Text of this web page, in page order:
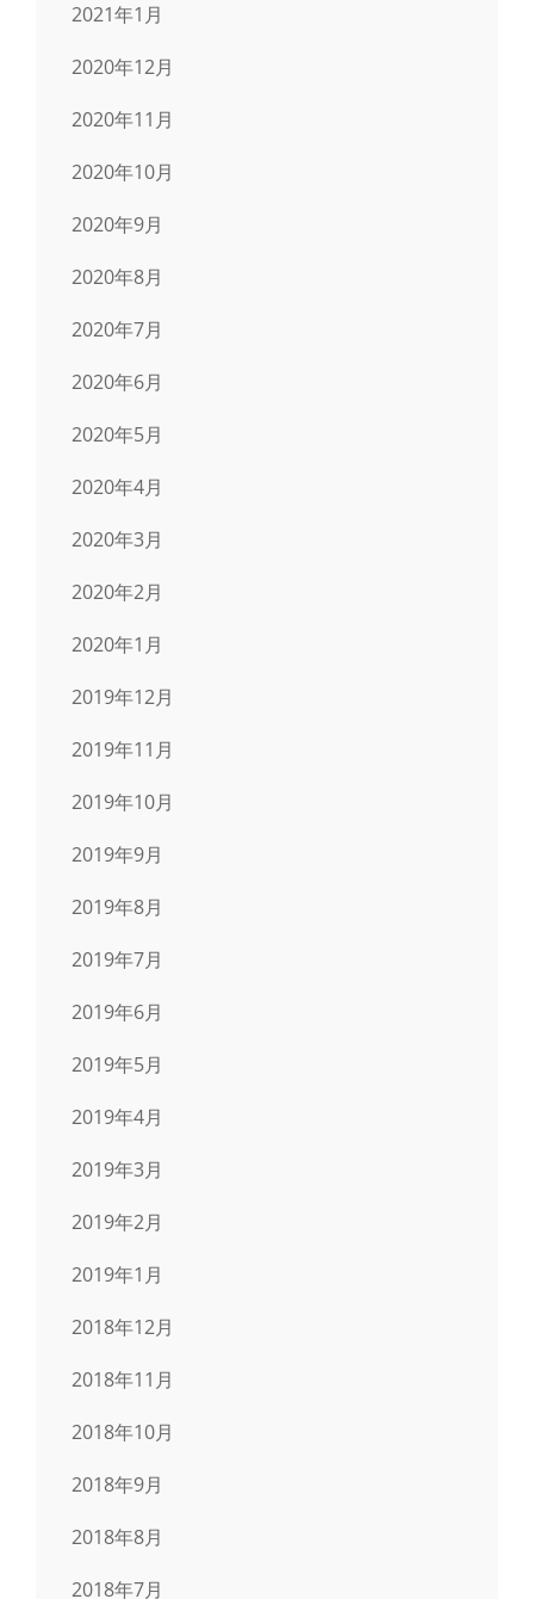
2021年1月
2020年12月
2020年11月
2020年10月
2020年9月
2020年8月
2020年7月
2020年6月
2020年5月
2020年4月
2020年3月
2020年2月
2020年1月
2019年12月
2019年11月
2019年10月
2019年9月
2019年8月
2019年7月
2019年6月
2019年5月
2019年4月
2019年3月
2019年2月
2019年1月
2018年12月
2018年11月
2018年10月
2018年9月
2018年8月
2018年7月